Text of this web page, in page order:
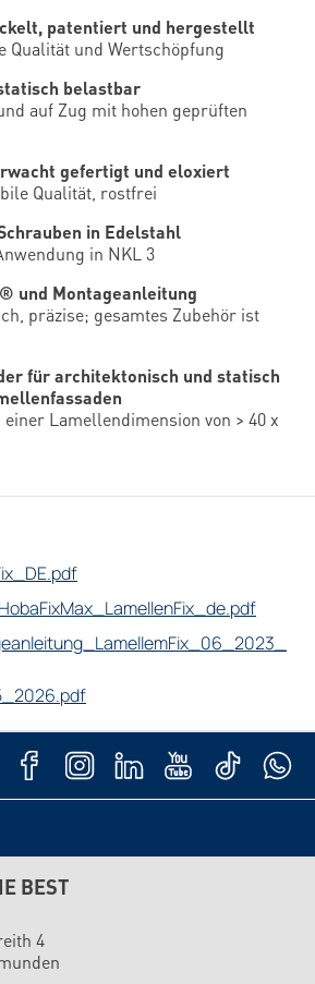
patentiert und hergestellt
Qualität und Wertschöpfung
belastbar
auf Zug mit hohen geprüften
gefertigt und eloxiert
Qualität, rostfrei
in Edelstahl
in NKL 3
und Montageanleitung
präzise; gesamtes Zubehör ist
für architektonisch und statisch
Lamellendimension von > 40 x
BEST
4